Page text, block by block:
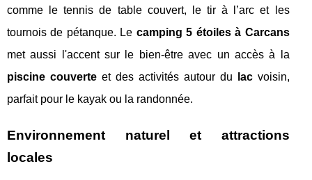
comme le tennis de table couvert, le tir à l’arc et les
tournois de pétanque. Le camping 5 étoiles à Carcans
met aussi l'accent sur le bien-être avec un accès à la
piscine couverteet des activités autour du lacvoisin,
parfait pour le kayak ou la randonnée.
Environnement naturel et attractions
locales